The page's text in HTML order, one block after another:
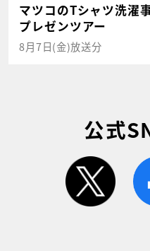
マツコのTシャツ洗濯
プレゼンツアー
8月7日(金)放送分
公式